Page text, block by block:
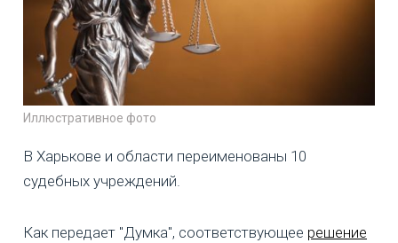
Иллюстративное фото
В Харькове и области переименованы 10
судебных учреждений.
Как передает "Думка", соответствующее решение